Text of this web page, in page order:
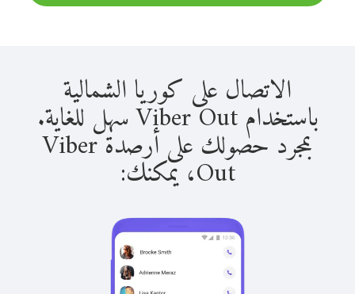
الاتصال على كوريا الشمالية
باستخدام Viber Out سهل للغاية.
بمجرد حصولك على أرصدة Viber
Out، يمكنك: